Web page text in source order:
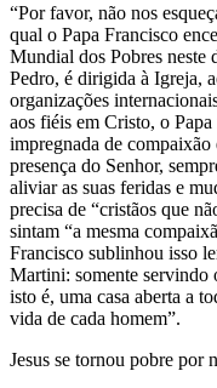
“Por favor, não nos
qual o Papa Francisco
Mundial dos Pobres neste
Pedro, é dirigida à Igreja,
organizações
aos fiéis em Cristo, o
impregnada de compaixão
presença do Senhor,
aliviar as suas feridas e
precisa de “cristãos que
sintam “a mesma
Francisco sublinhou isso
Martini: somente servindo
isto é, uma casa aberta a
vida de cada homem”.
Jesus se tornou pobre por